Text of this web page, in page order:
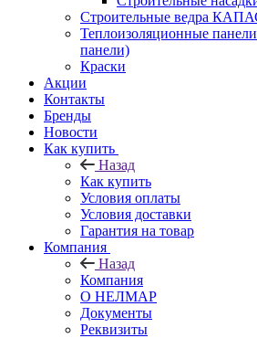
Строительные ведра
Теплоизоляционные
панели)
Краски
Акции
Контакты
Бренды
Новости
Как купить
Назад
Как купить
Условия оплаты
Условия доставки
Гарантия на товар
Компания
Назад
Компания
О НЕЛМАР
Документы
Реквизиты